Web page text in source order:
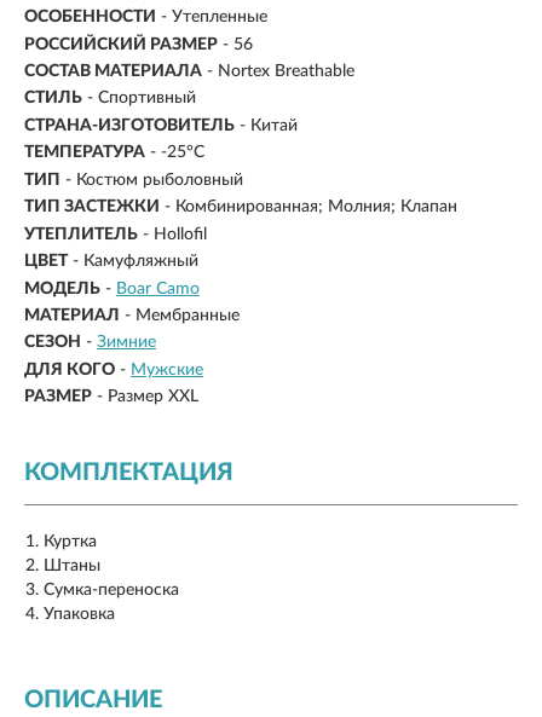
ОСОБЕННОСТИ - Утепленные
РОССИЙСКИЙ РАЗМЕР - 56
СОСТАВ МАТЕРИАЛА - Nortex Breathable
СТИЛЬ - Спортивный
СТРАНА-ИЗГОТОВИТЕЛЬ - Китай
ТЕМПЕРАТУРА - -25°C
ТИП - Костюм рыболовный
ТИП ЗАСТЕЖКИ - Комбинированная; Молния; Клапан
УТЕПЛИТЕЛЬ - Hollofil
ЦВЕТ - Камуфляжный
МОДЕЛЬ - Boar Camo
МАТЕРИАЛ - Мембранные
СЕЗОН - Зимние
ДЛЯ КОГО - Мужские
РАЗМЕР - Размер XXL
КОМПЛЕКТАЦИЯ
Куртка
Штаны
Сумка-переноска
Упаковка
ОПИСАНИЕ